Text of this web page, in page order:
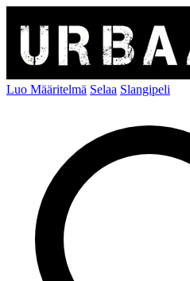
Luo Määritelmä Selaa Slangipeli